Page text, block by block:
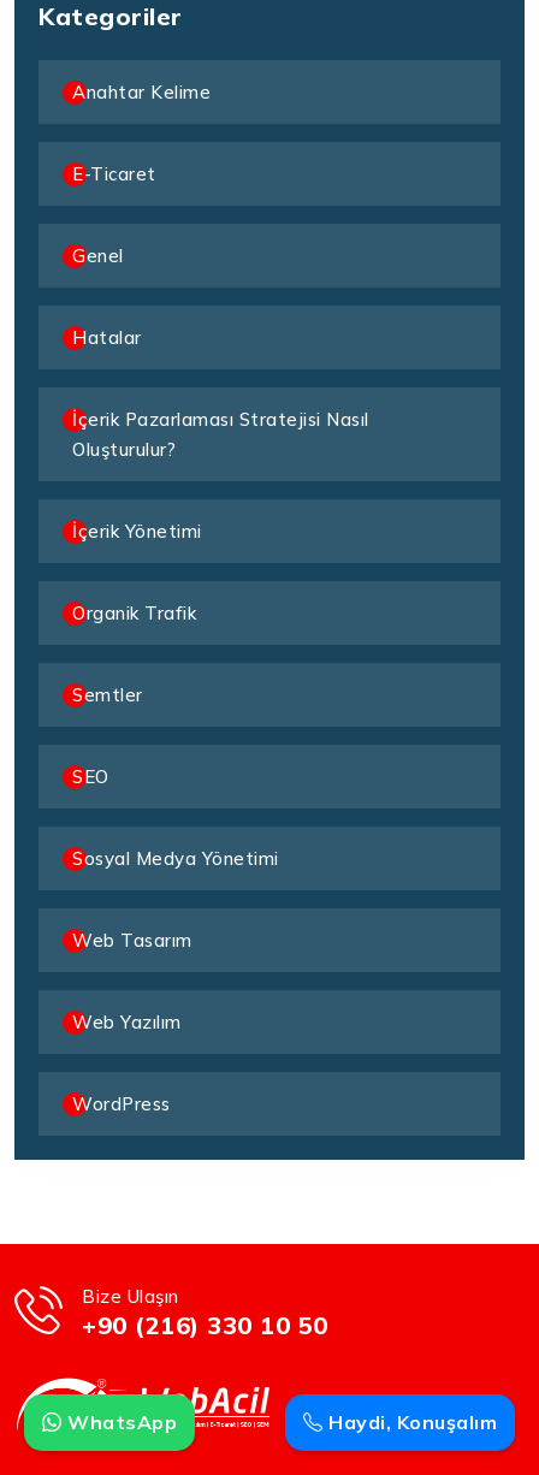
Kategoriler
Anahtar Kelime
E-Ticaret
Genel
Hatalar
İçerik Pazarlaması Stratejisi Nasıl
Oluşturulur?
İçerik Yönetimi
Organik Trafik
Semtler
SEO
Sosyal Medya Yönetimi
Web Tasarım
Web Yazılım
WordPress
Bize Ulaşın
+90 (216) 330 10 50
Haydi, Konuşalım
WhatsApp